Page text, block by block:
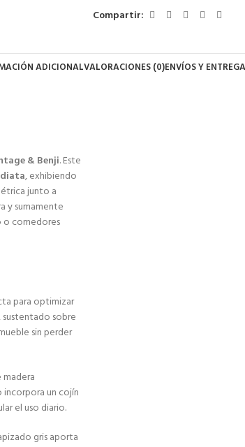
Compartir:
ADICIONALVALORACIONES (0)ENVÍOS Y
& Benji. Este
, exhibiendo
junto a
y sumamente
o comedores
para optimizar
sobre
sin perder
incorpora un cojín
el uso diario.
gris aporta